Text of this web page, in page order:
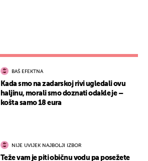
BAŠ EFEKTNA
Kada smo na zadarskoj rivi ugledali ovu
haljinu, morali smo doznati odakle je –
košta samo 18 eura
NIJE UVIJEK NAJBOLJI IZBOR
Teže vam je piti običnu vodu pa posežete